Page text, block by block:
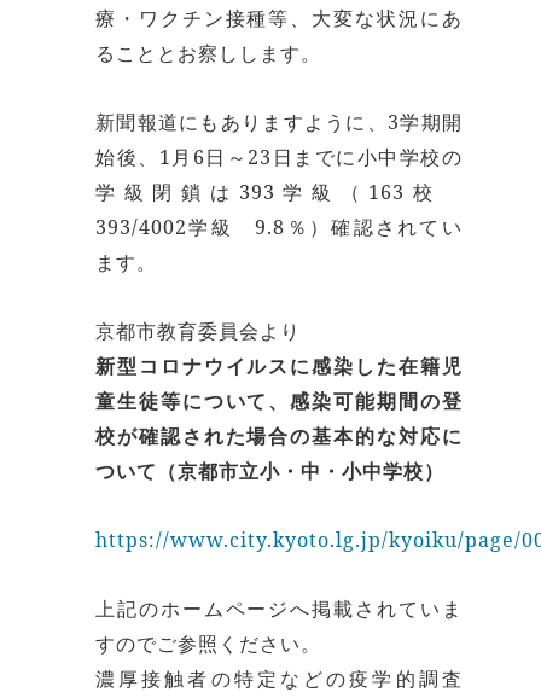
療・ワクチン接種等、大変な状況にあ
ることとお察しします。
新聞報道にもありますように、3学期開
始後、1月6日～23日までに小中学校の
学級閉鎖は393学級（163校
393/4002学級 9.8％）確認されてい
ます。
京都市教育委員会より
新型コロナウイルスに感染した在籍児
童生徒等について、感染可能期間の登
校が確認された場合の基本的な対応に
ついて（京都市立小・中・小中学校）
https://www.city.kyoto.lg.jp/kyoiku/page/
上記のホームページへ掲載されていま
すのでご参照ください。
濃厚接触者の特定などの疫学的調査